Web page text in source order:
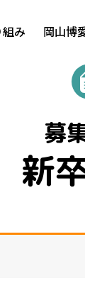
み 岡山博
募
新